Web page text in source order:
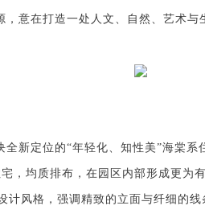
，意在打造一处人文、自然、艺术与
全新定位的“年轻化、知性美”海棠系
，均质排布，在园区内部形成更为
计风格，强调精致的立面与纤细的